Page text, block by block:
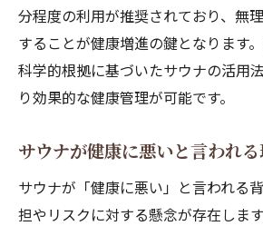
分程度の利用が推奨されており、無
することが健康増進の鍵となります
科学的根拠に基づいたサウナの活用
り効果的な健康管理が可能です。
サウナが健康に悪いと言われ
サウナが「健康に悪い」と言われる
担やリスクに対する懸念が存在しま